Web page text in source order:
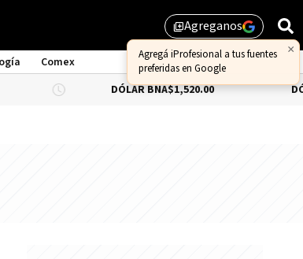
library_addAgreganos
×
Agregá iProfesional a tus fuentes
preferidas en Google
Comex
DÓLAR BNA $1,520.00 DÓLAR BLUE-